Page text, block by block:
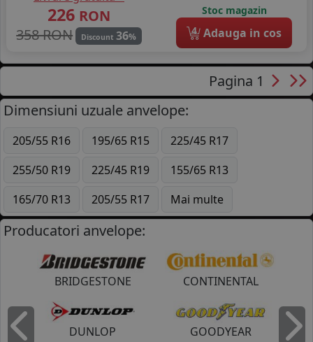
226 RON
358 RON
Discount 36%
Stoc magazin
4 Adauga in cos
Pagina 1
Dimensiuni uzuale anvelope:
205/55 R16 195/65 R15
225/45 R17
255/50 R19
225/45 R19
155/65 R13
165/70 R13
205/55 R17 Mai multe
Producatori anvelope:
BRIDGESTONE CONTINENTAL
DUNLOP GOODYEAR